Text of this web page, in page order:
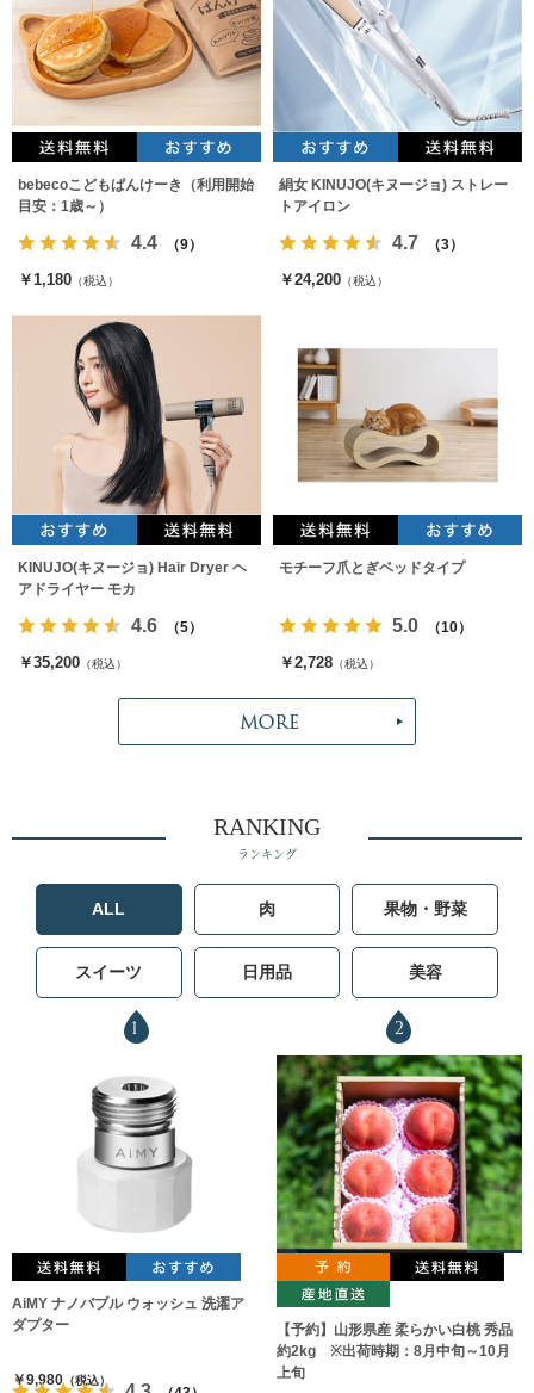
bebecoこどもぱんけーき（利用開始
目安：1歳～）
4.4 （9）
￥1,180 （税込）
絹女 KINUJO(キヌージョ) ストレー
トアイロン
4.7 （3）
￥24,200 （税込）
KINUJO(キヌージョ) Hair Dryer ヘ
アドライヤー モカ
4.6 （5）
￥35,200 （税込）
モチーフ爪とぎベッドタイプ
5.0 （10）
￥2,728 （税込）
RANKING
ランキング
ALL 肉 果物・野菜
スイーツ 日用品 美容
1
AiMY ナノバブル ウォッシュ 洗濯ア
ダプター
￥9,980（税込）
2
【予約】山形県産 柔らかい白桃 秀品
約2kg ※出荷時期：8月中旬～10月
上旬